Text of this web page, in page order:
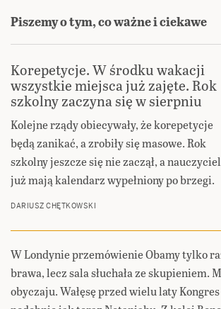
Piszemy o tym, co ważne i ciekawe
Korepetycje. W środku wakacji
wszystkie miejsca już zajęte. Rok
szkolny zaczyna się w sierpniu
Kolejne rządy obiecywały, że korepetycje
będą zanikać, a zrobiły się masowe. Rok
szkolny jeszcze się nie zaczął, a
już mają kalendarz wypełniony po brzegi.
DARIUSZ CHĘTKOWSKI
W Londynie przemówienie Obamy tylko
brawa, lecz sala słuchała ze skupieniem.
obyczaju. Wałęsę przed wielu laty